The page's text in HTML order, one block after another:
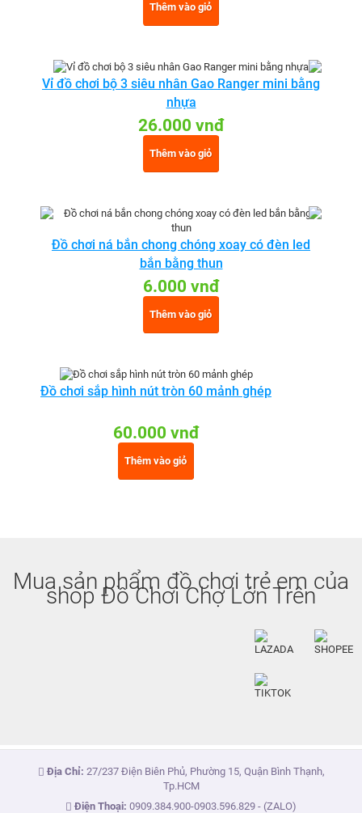
Thêm vào giỏ
Vỉ đồ chơi bộ 3 siêu nhân Gao Ranger mini bằng
nhựa
26.000 vnđ
Thêm vào giỏ
Đồ chơi ná bắn chong chóng xoay có đèn led
bắn bằng thun
6.000 vnđ
Thêm vào giỏ
Đồ chơi sắp hình nút tròn 60 mảnh ghép
60.000 vnđ
Thêm vào giỏ
Mua sản phẩm đồ chơi trẻ em của
shop Đồ Chơi Chợ Lớn Trên
Địa Chỉ: 27/237 Điện Biên Phủ, Phường 15, Quận Bình Thạnh,
Tp.HCM
Điện Thoại: 0909.384.900-0903.596.829 - (ZALO)